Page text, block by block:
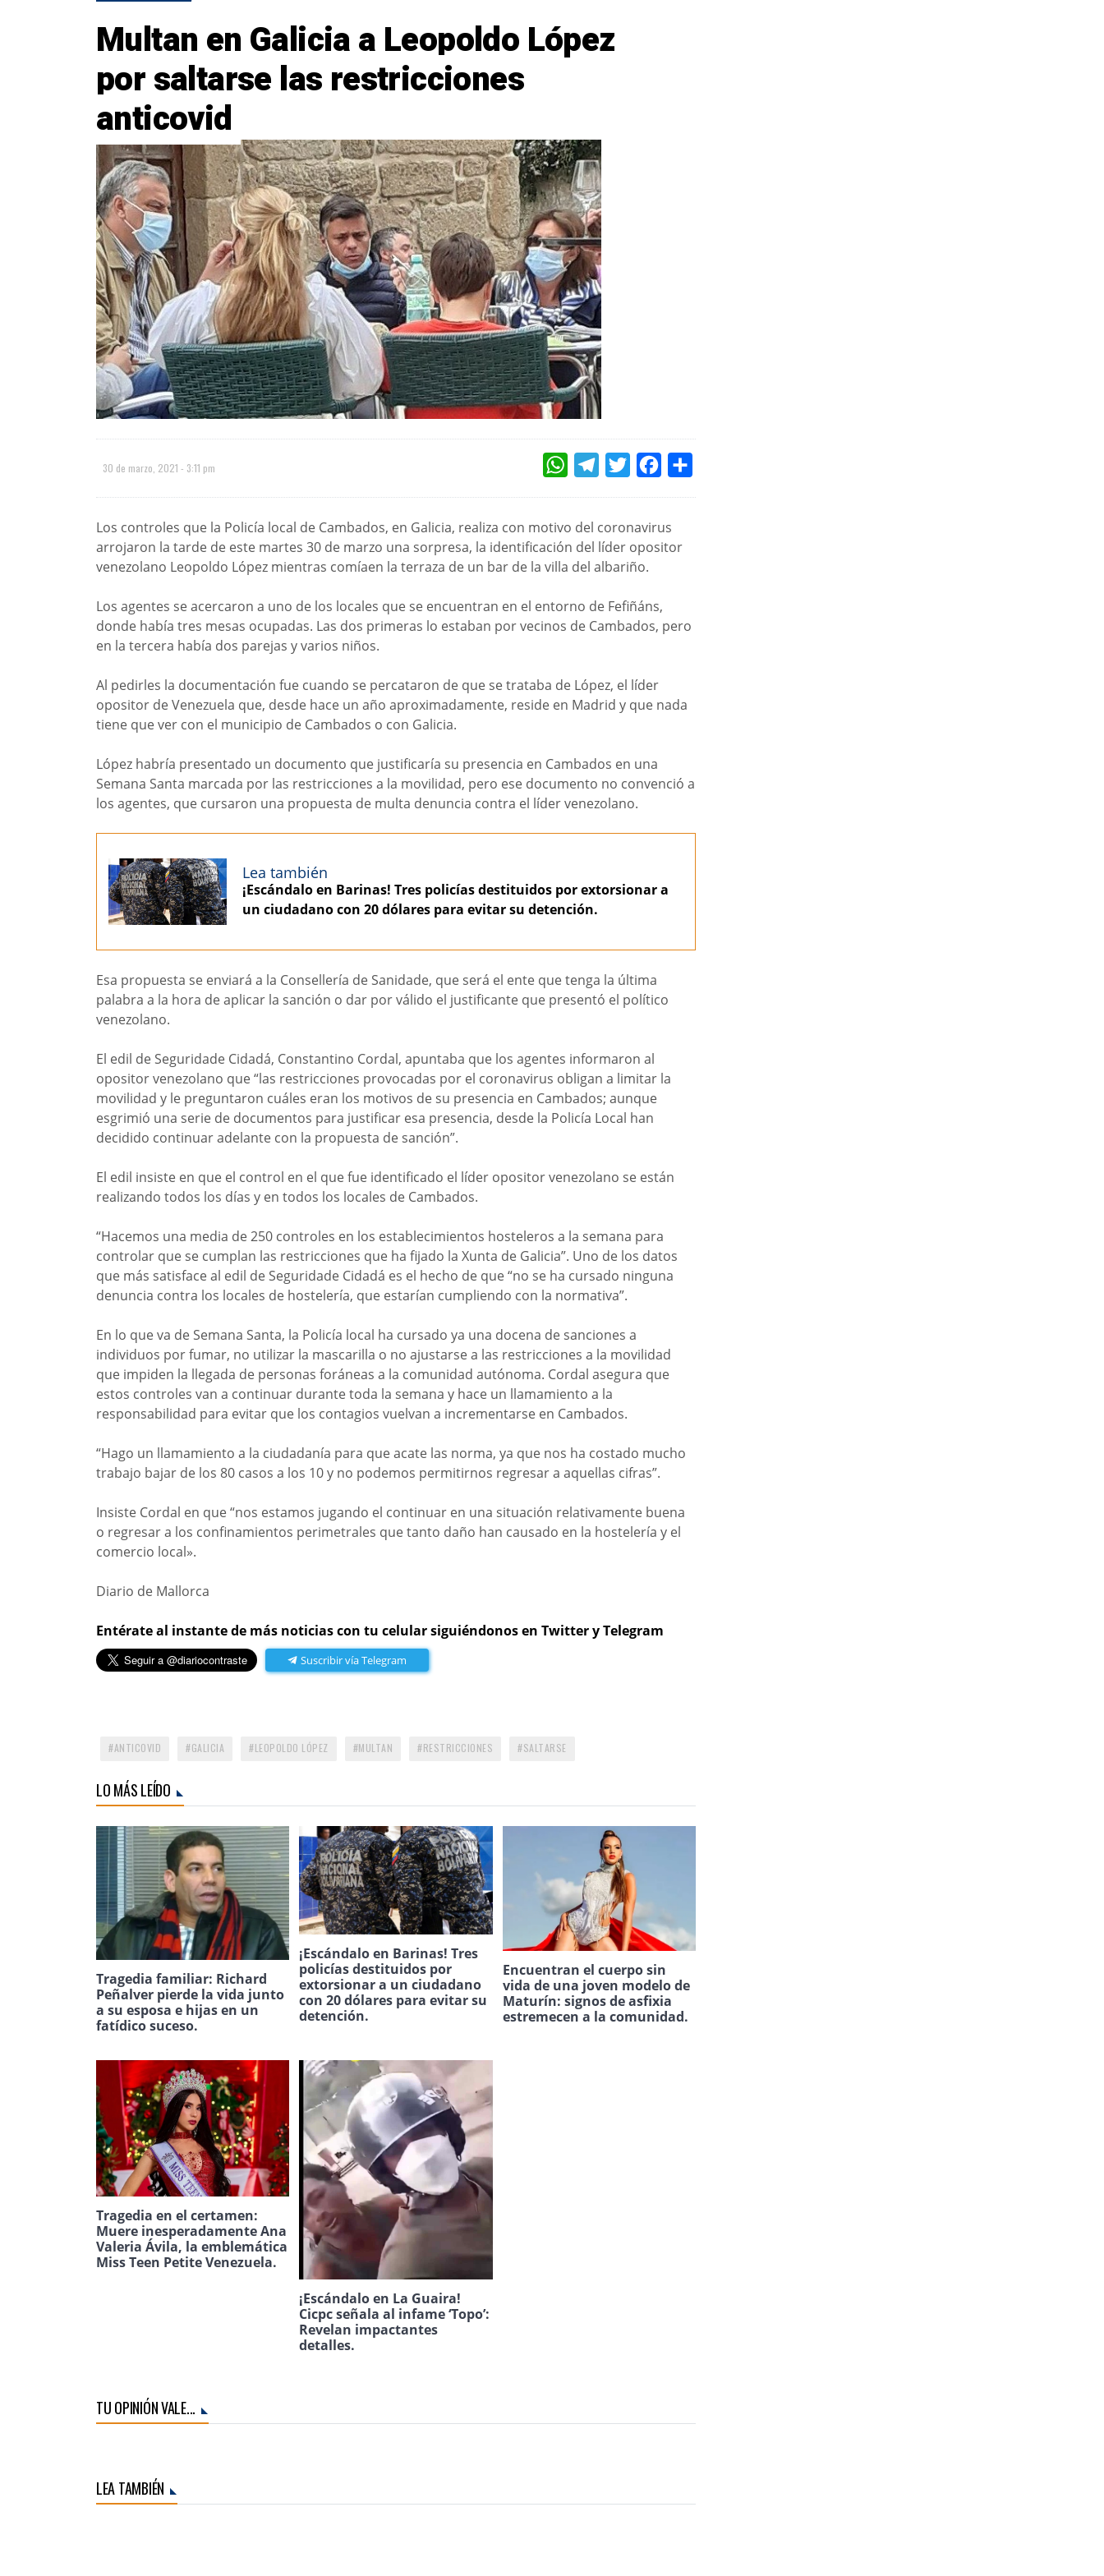
Multan en Galicia a Leopoldo López
por saltarse las restricciones
anticovid
30 de marzo, 2021 - 3:11 pm WHATSAPPTELEGRAMTWITTERFACEBOOK
Los controles que la Policía local de Cambados, en Galicia, realiza con motivo del coronavirus
arrojaron la tarde de este martes 30 de marzo una sorpresa, la identificación del líder opositor
venezolano Leopoldo López mientras comíaen la terraza de un bar de la villa del albariño.
Los agentes se acercaron a uno de los locales que se encuentran en el entorno de Fefiñáns,
donde había tres mesas ocupadas. Las dos primeras lo estaban por vecinos de Cambados, pero
en la tercera había dos parejas y varios niños.
Al pedirles la documentación fue cuando se percataron de que se trataba de López, el líder
opositor de Venezuela que, desde hace un año aproximadamente, reside en Madrid y que nada
tiene que ver con el municipio de Cambados o con Galicia.
López habría presentado un documento que justificaría su presencia en Cambados en una
Semana Santa marcada por las restricciones a la movilidad, pero ese documento no convenció a
los agentes, que cursaron una propuesta de multa denuncia contra el líder venezolano.
Lea también
¡Escándalo en Barinas! Tres policías destituidos por extorsionar a
un ciudadano con 20 dólares para evitar su detención.
Esa propuesta se enviará a la Consellería de Sanidade, que será el ente que tenga la última
palabra a la hora de aplicar la sanción o dar por válido el justificante que presentó el político
venezolano.
El edil de Seguridade Cidadá, Constantino Cordal, apuntaba que los agentes informaron al
opositor venezolano que “las restricciones provocadas por el coronavirus obligan a limitar la
movilidad y le preguntaron cuáles eran los motivos de su presencia en Cambados; aunque
esgrimió una serie de documentos para justificar esa presencia, desde la Policía Local han
decidido continuar adelante con la propuesta de sanción”.
El edil insiste en que el control en el que fue identificado el líder opositor venezolano se están
realizando todos los días y en todos los locales de Cambados.
“Hacemos una media de 250 controles en los establecimientos hosteleros a la semana para
controlar que se cumplan las restricciones que ha fijado la Xunta de Galicia”. Uno de los datos
que más satisface al edil de Seguridade Cidadá es el hecho de que “no se ha cursado ninguna
denuncia contra los locales de hostelería, que estarían cumpliendo con la normativa”.
En lo que va de Semana Santa, la Policía local ha cursado ya una docena de sanciones a
individuos por fumar, no utilizar la mascarilla o no ajustarse a las restricciones a la movilidad
que impiden la llegada de personas foráneas a la comunidad autónoma. Cordal asegura que
estos controles van a continuar durante toda la semana y hace un llamamiento a la
responsabilidad para evitar que los contagios vuelvan a incrementarse en Cambados.
“Hago un llamamiento a la ciudadanía para que acate las norma, ya que nos ha costado mucho
trabajo bajar de los 80 casos a los 10 y no podemos permitirnos regresar a aquellas cifras”.
Insiste Cordal en que “nos estamos jugando el continuar en una situación relativamente buena
o regresar a los confinamientos perimetrales que tanto daño han causado en la hostelería y el
comercio local».
Diario de Mallorca
Entérate al instante de más noticias con tu celular siguiéndonos en Twitter y Telegram
Suscribir vía Telegram
ANTICOVID GALICIA LEOPOLDO LÓPEZ MULTAN RESTRICCIONES SALTARSE
LO MÁS LEÍDO
Tragedia familiar: Richard
Peñalver pierde la vida junto
a su esposa e hijas en un
fatídico suceso.
¡Escándalo en Barinas! Tres
policías destituidos por
extorsionar a un ciudadano
con 20 dólares para evitar su
detención.
Encuentran el cuerpo sin
vida de una joven modelo de
Maturín: signos de asfixia
estremecen a la comunidad.
Tragedia en el certamen:
Muere inesperadamente Ana
Valeria Ávila, la emblemática
Miss Teen Petite Venezuela.
¡Escándalo en La Guaira!
Cicpc señala al infame ‘Topo’:
Revelan impactantes
detalles.
TU OPINIÓN VALE...
LEA TAMBIÉN